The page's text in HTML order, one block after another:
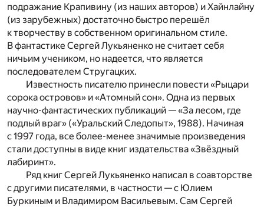
подражание Крапивину (из наших авторов) и Хайнлайну
(из зарубежных) достаточно быстро перешёл
к творчеству в собственном оригинальном стиле.
В фантастике Сергей Лукьяненко не считает себя
ничьим учеником, но надеется, что является
последователем Стругацких.
Известность писателю принесли повести «Рыцари
сорока островов» и «Атомный сон». Одна из первых
научно-фантастических публикаций — «За лесом, где
подлый враг» («Уральский Следопыт», 1988). Начиная
с 1997 года, все более-менее значимые произведения
стали доступны в виде книг издательства «Звёздный
лабиринт».
Ряд книг Сергей Лукьяненко написал в соавторстве
с другими писателями, в частности — с Юлием
Буркиным и Владимиром Васильевым. Сам Сергей